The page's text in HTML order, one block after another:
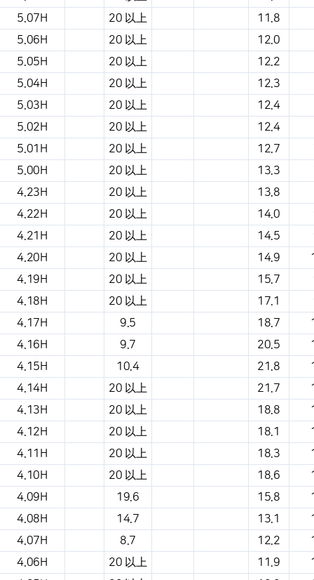
5.07H
20 以上 11.8
5.06H
20 以上 12.0
5.05H
20 以上 12.2
5.04H
20 以上 12.3
5.03H
20 以上 12.4
5.02H
20 以上 12.4
5.01H
20 以上 12.7
5.00H
20 以上 13.3
4.23H
20 以上 13.8
4.22H
20 以上 14.0
4.21H
20 以上 14.5
4.20H
20 以上 14.9
4.19H
20 以上 15.7
4.18H
20 以上 17.1
4.17H
9.5 18.7
4.16H
9.7 20.5
4.15H
10.4 21.8
4.14H
20 以上 21.7
4.13H
20 以上 18.8
4.12H
20 以上 18.1
4.11H
20 以上 18.3
4.10H
20 以上 18.6
4.09H
19.6 15.8
4.08H
14.7 13.1
4.07H
8.7 12.2
4.06H
20 以上 11.9